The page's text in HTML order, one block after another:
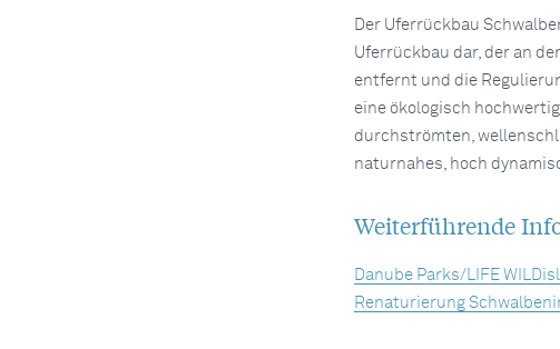
Der Uferrückbau
Uferrückbau dar, der an
entfernt und die
eine ökologisch
durchströmten,
naturnahes, hoch
Weiterführende
Danube Parks/LIFE
Renaturierung